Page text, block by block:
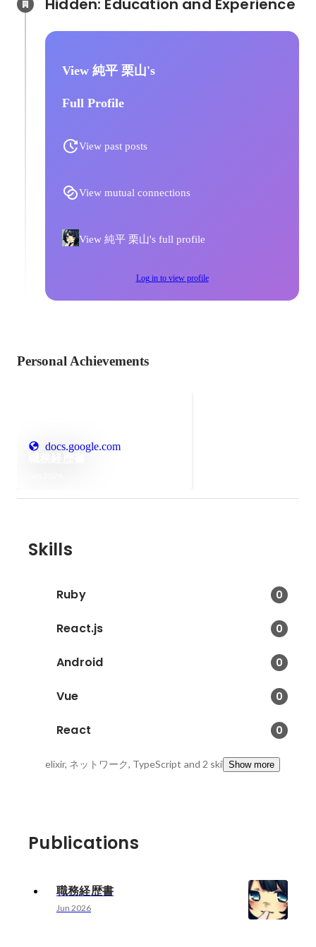
View 純平 栗山's
Full Profile
View past posts
View mutual connections
View 純平 栗山's full profile
Log in to view profile
Personal Achievements
docs.google.com
Skills
Ruby 0
React.js 0
Android 0
Vue 0
React 0
elixir, ネットワーク, TypeScript and 2 skillsShow more
Publications
職務経歴書
Jun 2026